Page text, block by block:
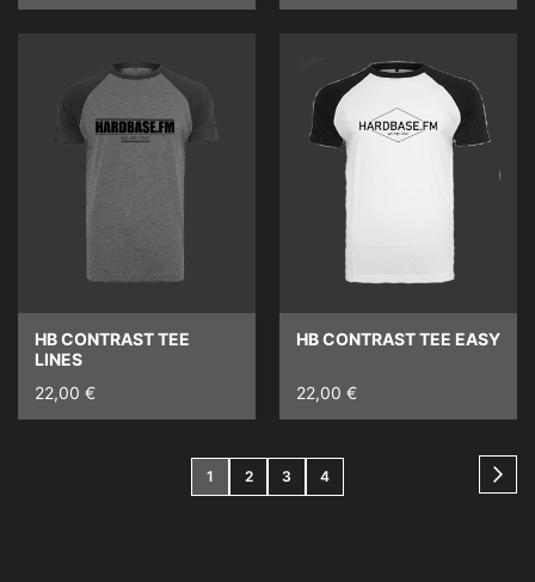
HB CONTRAST TEE
LINES
22,00 €
HB CONTRAST TEE EASY
22,00 €
Seite
You're
1 Seite
2 Seite
3 Seite
4